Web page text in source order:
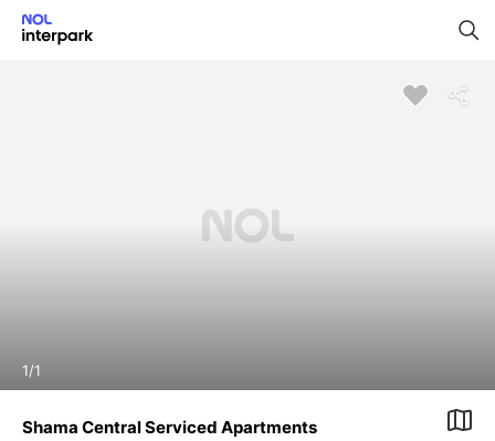
1/1
Shama Central Serviced Apartments